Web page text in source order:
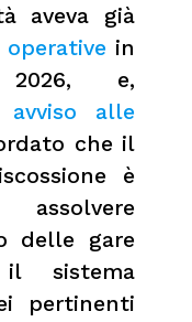
aveva già
in
e,
avviso alle
che il
è
delle gare
sistema
pertinenti